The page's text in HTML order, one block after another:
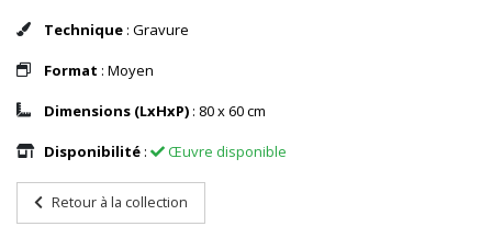
Technique : Gravure
Format : Moyen
Dimensions (LxHxP) : 80 x 60 cm
Disponibilité : Œuvre disponible
Retour à la collection